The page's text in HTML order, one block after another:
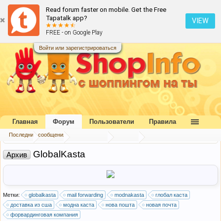
Read forum faster on mobile. Get the Free
Tapatalk app?
FREE - on Google Play
VIEW
Войти или зарегистрироваться
Главная Форум
Архив GlobalKasta
Метки: globalkasta mail forwarding modnakasta
глобал каста
доставка из сша
модна каста нова пошта
новая почта
форвардинговая компания
Главная Форум
Последние сообщения
Пользователи Правила